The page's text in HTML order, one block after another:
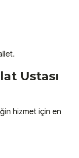
Ustası
hizmet için en